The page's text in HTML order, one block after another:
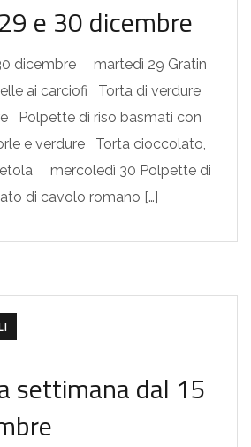
e 30 dicembre
dicembre martedì 29 Gratin
ai carciofi Torta di verdure
Polpette di riso basmati con
e verdure Torta cioccolato,
mercoledì 30 Polpette di
di cavolo romano […]
settimana dal 15